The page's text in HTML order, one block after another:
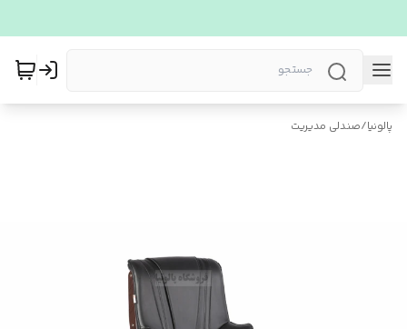
پالونیا/صندلی مدیریت